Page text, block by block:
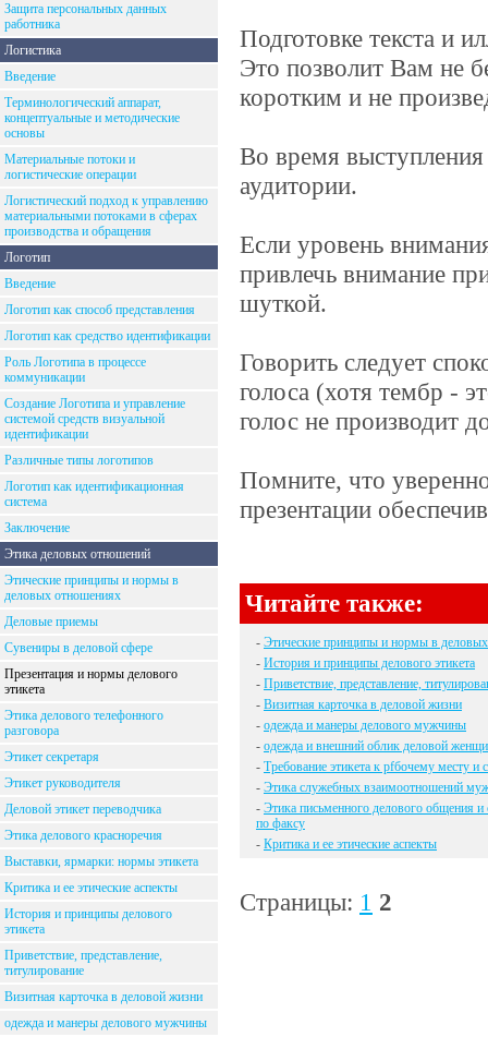
Защита персональных данных
работника
Логистика
Введение
Терминологический аппарат,
концептуальные и методические
основы
Материальные потоки и
логистические операции
Логистический подход к управлению
материальными потоками в сферах
производства и обращения
Логотип
Введение
Логотип как способ представления
Логотип как средство идентификации
Роль Логотипа в процессе
коммуникации
Создание Логотипа и управление
системой средств визуальной
идентификации
Различные типы логотипов
Логотип как идентификационная
система
Заключение
Этика деловых отношений
Этические принципы и нормы в
деловых отношениях
Деловые приемы
Сувениры в деловой сфере
Презентация и нормы делового
этикета
Этика делового телефонного
разговора
Этикет секретаря
Этикет руководителя
Деловой этикет переводчика
Этика делового красноречия
Выставки, ярмарки: нормы этикета
Критика и ее этические аспекты
История и принципы делового
этикета
Приветствие, представление,
титулирование
Визитная карточка в деловой жизни
одежда и манеры делового мужчины
Подготовке текста и
Это позволит Вам не
коротким и не
Во время
аудитории.
Если уровень
привлечь внимание
шуткой.
Говорить следует
голоса (хотя тембр -
голос не производит
Помните, что
презентации
Читайте также:
- Этические принципы и нормы в
- История и принципы делового этикета
- Приветствие, представление,
- Визитная карточка в деловой жизни
- одежда и манеры делового мужчины
- одежда и внешний облик деловой
- Требование этикета к рfбочему месту
- Этика служебных взаимоотношений
- Этика письменного делового общения
по факсу
- Критика и ее этические аспекты
Страницы: 1 2